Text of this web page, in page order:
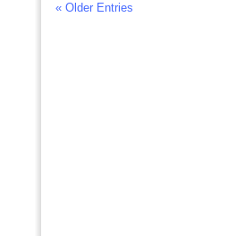
« Older Entries